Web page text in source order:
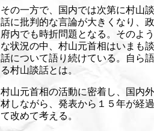
その一方で、国内では次第に村山談
話に批判的な言論が大きくなり、政
府内でも時折問題となる。そのよう
な状況の中、村山元首相はいまも談
話について語り続けている。自ら語
る村山談話とは。
村山元首相の活動に密着し、国内
材しながら、発表から１５年が経
て改めて考える。